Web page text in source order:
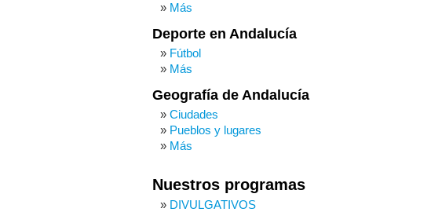
Más
Deporte en Andalucía
Fútbol
Más
Geografía de Andalucía
Ciudades
Pueblos y lugares
Más
Nuestros programas
DIVULGATIVOS